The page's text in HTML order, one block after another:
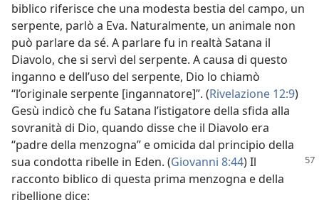
biblico riferisce che una modesta bestia del campo, un
serpente, parlò a Eva. Naturalmente, un animale non
può parlare da sé. A parlare fu in realtà Satana il
Diavolo, che si servì del serpente. A causa di questo
inganno e dell’uso del serpente, Dio lo chiamò
“l’originale serpente [ingannatore]”. (Rivelazione 12:9)
Gesù indicò che fu Satana l’istigatore della sfida alla
sovranità di Dio, quando disse che il Diavolo era
“padre della menzogna” e omicida dal principio della
sua condotta ribelle in Eden. (Giovanni 8:44) Il
racconto biblico di questa prima menzogna e della
ribellione dice: